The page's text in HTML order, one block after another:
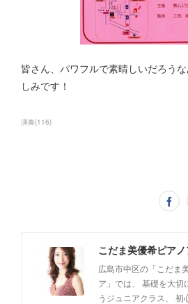
皆さん、パワフルで素晴しいだろう
しみです！
演奏(116)
広島市中区の「こだま
ア」では、 基礎を大切
うジュニアクラス、